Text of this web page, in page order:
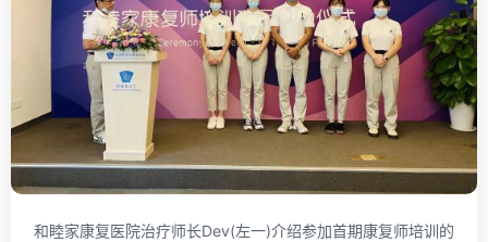
和睦家康复医院治疗师长Dev(左一)介绍参加首期康复师培训的